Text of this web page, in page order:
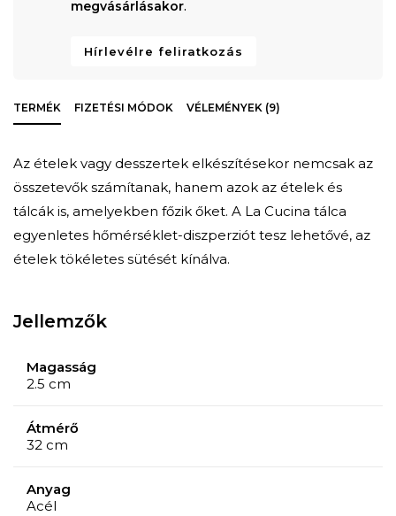
megvásárlásakor.
Hírlevélre feliratkozás
TERMÉK FIZETÉSI MÓDOK VÉLEMÉNYEK (9)
Az ételek vagy desszertek elkészítésekor nemcsak az
összetevők számítanak, hanem azok az ételek és
tálcák is, amelyekben főzik őket. A La Cucina tálca
egyenletes hőmérséklet-diszperziót tesz lehetővé, az
ételek tökéletes sütését kínálva.
Jellemzők
Magasság
2.5 cm
Átmérő
32 cm
Anyag
Acél